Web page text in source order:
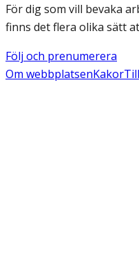
För dig som vill bevaka
finns det flera olika sätt
Följ och prenumerera
Om webbplatsenKakor